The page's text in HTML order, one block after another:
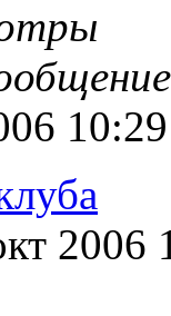
10:29
2006